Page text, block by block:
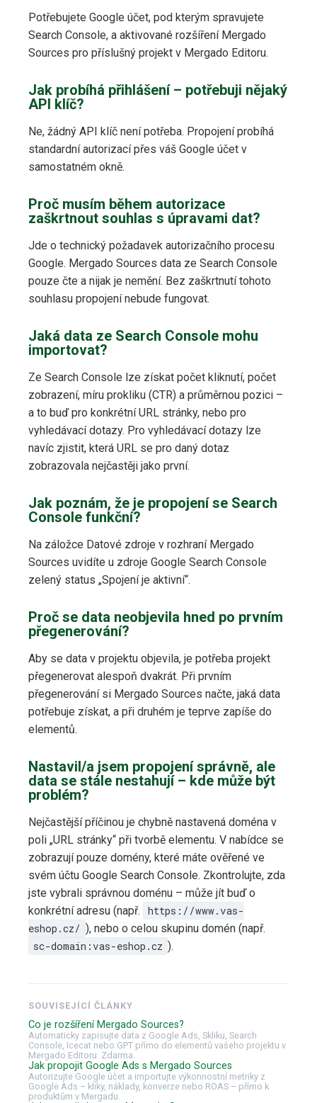
Potřebujete Google účet, pod kterým spravujete
Search Console, a aktivované rozšíření Mergado
Sources pro příslušný projekt v Mergado Editoru.
Jak probíhá přihlášení – potřebuji nějaký
API klíč?
Ne, žádný API klíč není potřeba. Propojení probíhá
standardní autorizací přes váš Google účet v
samostatném okně.
Proč musím během autorizace
zaškrtnout souhlas s úpravami dat?
Jde o technický požadavek autorizačního procesu
Google. Mergado Sources data ze Search Console
pouze čte a nijak je nemění. Bez zaškrtnutí tohoto
souhlasu propojení nebude fungovat.
Jaká data ze Search Console mohu
importovat?
Ze Search Console lze získat počet kliknutí, počet
zobrazení, míru prokliku (CTR) a průměrnou pozici –
a to buď pro konkrétní URL stránky, nebo pro
vyhledávací dotazy. Pro vyhledávací dotazy lze
navíc zjistit, která URL se pro daný dotaz
zobrazovala nejčastěji jako první.
Jak poznám, že je propojení se Search
Console funkční?
Na záložce Datové zdroje v rozhraní Mergado
Sources uvidíte u zdroje Google Search Console
zelený status „Spojení je aktivní“.
Proč se data neobjevila hned po prvním
přegenerování?
Aby se data v projektu objevila, je potřeba projekt
přegenerovat alespoň dvakrát. Při prvním
přegenerování si Mergado Sources načte, jaká data
potřebuje získat, a při druhém je teprve zapíše do
elementů.
Nastavil/a jsem propojení správně, ale
data se stále nestahují – kde může být
problém?
Nejčastější příčinou je chybně nastavená doména v
poli „URL stránky“ při tvorbě elementu. V nabídce se
zobrazují pouze domény, které máte ověřené ve
svém účtu Google Search Console. Zkontrolujte, zda
jste vybrali správnou doménu – může jít buď o
konkrétní adresu (např.
https://www.vas-
eshop.cz/ ), nebo o celou skupinu domén (např.
sc-domain:vas-eshop.cz ).
SOUVISEJÍCÍ ČLÁNKY
Co je rozšíření Mergado Sources?
Automaticky zapisujte data z Google Ads, Skliku, Search
Console, Icecat nebo GPT přímo do elementů vašeho projektu v
Mergado Editoru. Zdarma.
Jak propojit Google Ads s Mergado Sources
Autorizujte Google účet a importujte výkonnostní metriky z
Google Ads – kliky, náklady, konverze nebo ROAS – přímo k
produktům v Mergadu.